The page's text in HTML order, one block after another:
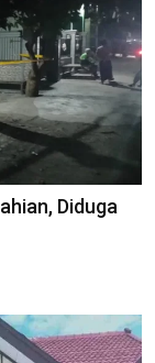
Diduga